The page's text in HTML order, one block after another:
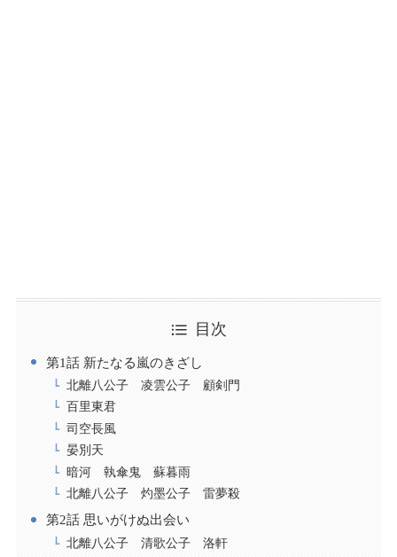
目次
第1話 新たなる嵐のきざし
北離八公子 凌雲公子 顧剣門
百里東君
司空長風
晏別天
暗河 執傘鬼 蘇暮雨
北離八公子 灼墨公子 雷夢殺
第2話 思いがけぬ出会い
北離八公子 清歌公子 洛軒